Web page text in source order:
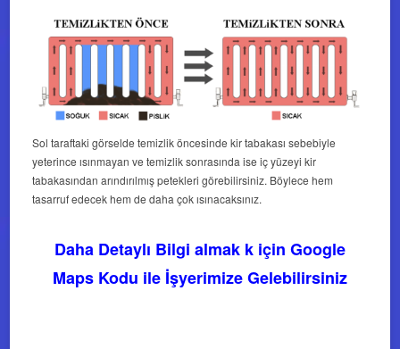
Sol taraftaki görselde temizlik öncesinde kir tabakası sebebiyle
yeterince ısınmayan ve temizlik sonrasında ise iç yüzeyi kir
tabakasından arındırılmış petekleri görebilirsiniz. Böylece hem
tasarruf edecek hem de daha çok ısınacaksınız.
Daha Detaylı Bilgi almak k için Google
Maps Kodu ile İşyerimize Gelebilirsiniz